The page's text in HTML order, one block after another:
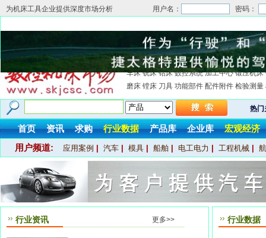
为机床工具企业提供深度市场分析 用户名： 密码：
车床 铣床 钻床 数控系统 加工中心 锻压机床
磨床 镗床 刀具 功能部件 配件附件 检验测量
热门
首页 资讯 求购 行业数据 产品库 企业库 宏观经济
用户频道: 应用案例 汽车 模具 船舶 电工电力 工程机械
行业资讯 更多>> 行业数据